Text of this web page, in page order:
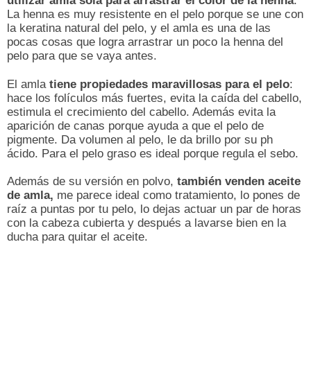
La henna es muy resistente en el pelo porque se une con
la keratina natural del pelo, y el amla es una de las
pocas cosas que logra arrastrar un poco la henna del
pelo para que se vaya antes.
El amla tiene propiedades maravillosas para el pelo:
hace los folículos más fuertes, evita la caída del cabello,
estimula el crecimiento del cabello. Además evita la
aparición de canas porque ayuda a que el pelo de
pigmente. Da volumen al pelo, le da brillo por su ph
ácido. Para el pelo graso es ideal porque regula el sebo.
Además de su versión en polvo, también venden aceite
de amla, me parece ideal como tratamiento, lo pones de
raíz a puntas por tu pelo, lo dejas actuar un par de horas
con la cabeza cubierta y después a lavarse bien en la
ducha para quitar el aceite.